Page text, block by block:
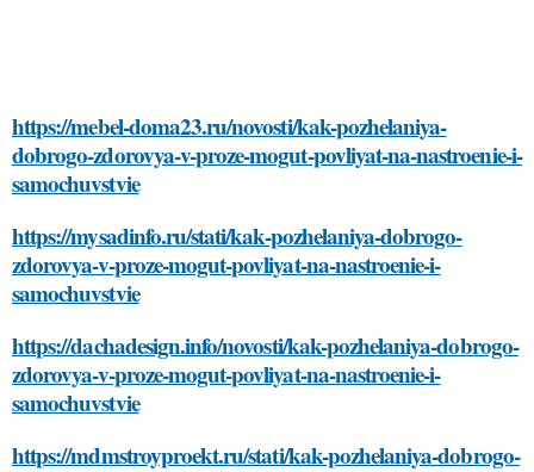
https://mebel-doma23.ru/novosti/kak-pozhelaniya-
dobrogo-zdorovya-v-proze-mogut-povliyat-na-nastroenie-i-
samochuvstvie
https://mysadinfo.ru/stati/kak-pozhelaniya-dobrogo-
zdorovya-v-proze-mogut-povliyat-na-nastroenie-i-
samochuvstvie
https://dachadesign.info/novosti/kak-pozhelaniya-dobrogo-
zdorovya-v-proze-mogut-povliyat-na-nastroenie-i-
samochuvstvie
https://mdmstroyproekt.ru/stati/kak-pozhelaniya-dobrogo-